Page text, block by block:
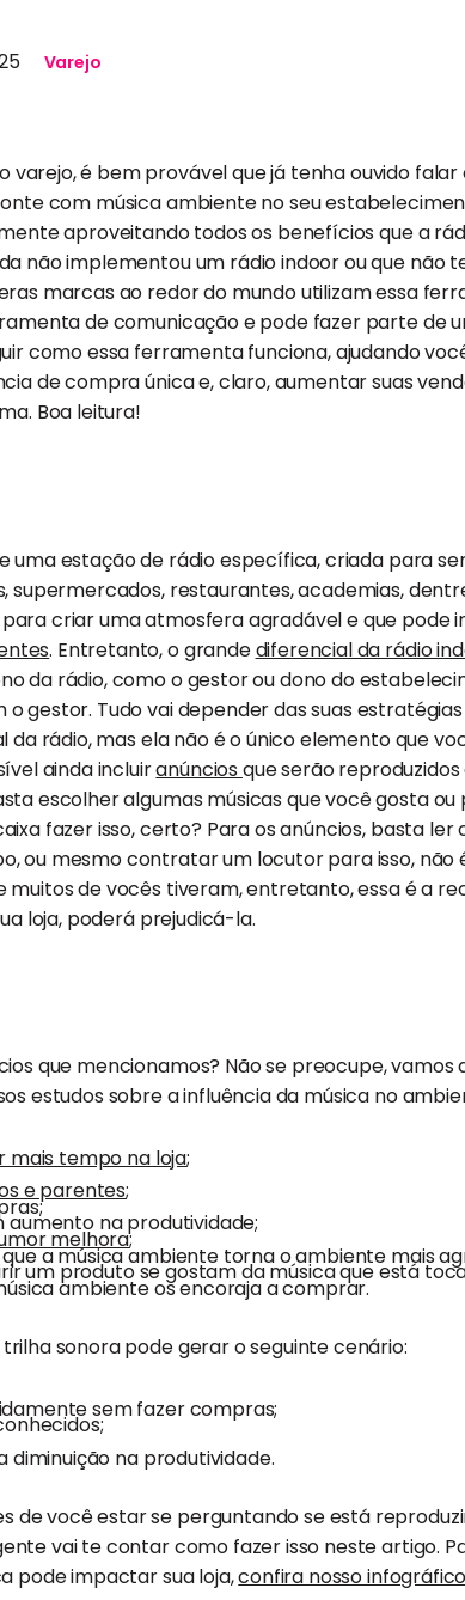
Varejo
é bem provável que já tenha ouvido falar
com música ambiente no seu
aproveitando todos os benefícios que a
não implementou um rádio indoor ou que não
marcas ao redor do mundo utilizam essa
de comunicação e pode fazer parte de
como essa ferramenta funciona, ajudando
de compra única e, claro, aumentar suas
Boa leitura!
uma estação de rádio específica, criada para
supermercados, restaurantes, academias,
criar uma atmosfera agradável e que pode
. Entretanto, o grandediferencial da rádio
da rádio, como o gestor ou dono do
gestor. Tudo vai depender das suas
da rádio, mas ela não é o único elemento que
ainda incluiranúncios que serão
escolher algumas músicas que você gosta
fazer isso, certo? Para os anúncios, basta ler
ou mesmo contratar um locutor para isso, não
muitos de vocês tiveram, entretanto, essa é a
loja, poderá prejudicá-la.
que mencionamos? Não se preocupe,
estudos sobre a influência da música no
mais tempo na loja;
e parentes;
aumento na produtividade;
melhora;
a música ambiente torna o ambiente mais
um produto se gostam da música que está
ambiente os encoraja a comprar.
sonora pode gerar o seguinte cenário:
sem fazer compras;
diminuição na produtividade.
de você estar se perguntando se está
vai te contar como fazer isso neste artigo.
pode impactar sua loja,confira nosso